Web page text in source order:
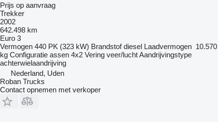
Prijs op aanvraag
Trekker
2002
642.498 km
Euro 3
Vermogen 440 PK (323 kW) Brandstof diesel Laadvermogen 10.570
kg Configuratie assen 4x2 Vering veer/luchtAandrijvingstype
achterwielaandrijving
Nederland, Uden
Roban Trucks
Contact opnemen met verkoper